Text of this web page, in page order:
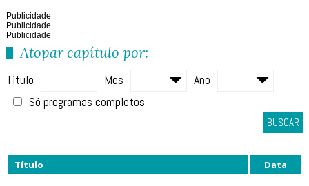
Publicidade
Publicidade
Publicidade
Atopar capítulo por:
Título Mes
Ano
Só programas completos
BUSCAR
Título Data